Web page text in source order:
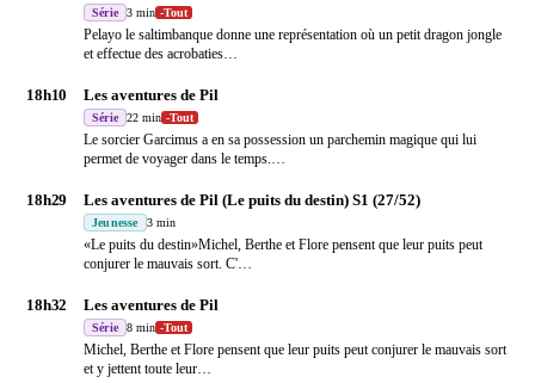
Série 3 min -Tout
Pelayo le saltimbanque donne une représentation où un petit dragon jongle
et effectue des acrobaties…
18h10 Les aventures de Pil
Série 22 min -Tout
Le sorcier Garcimus a en sa possession un parchemin magique qui lui
permet de voyager dans le temps.…
18h29 Les aventures de Pil (Le puits du destin) S1 (27/52)
Jeunesse 3 min
«Le puits du destin»Michel, Berthe et Flore pensent que leur puits peut
conjurer le mauvais sort. C'…
18h32 Les aventures de Pil
Série 8 min -Tout
Michel, Berthe et Flore pensent que leur puits peut conjurer le mauvais sort
et y jettent toute leur…